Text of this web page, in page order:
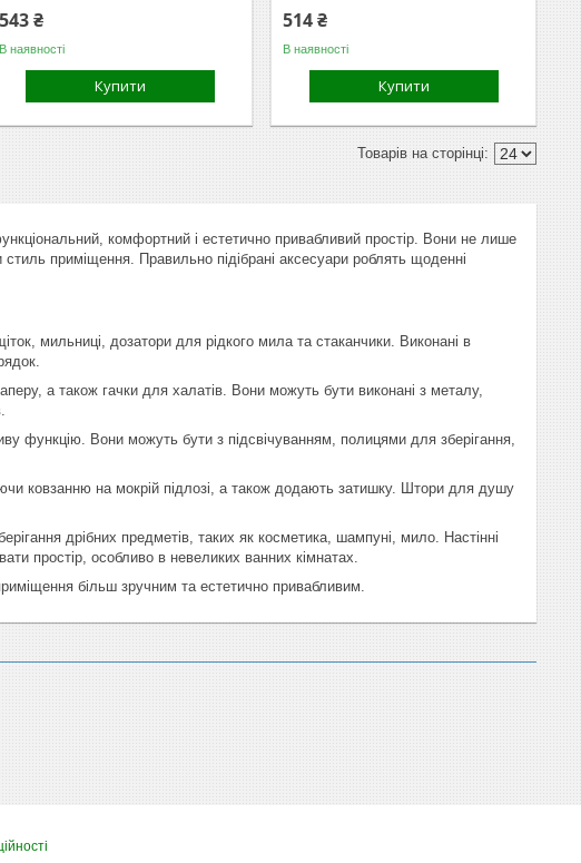
543 ₴
В наявності
Купити
514 ₴
В наявності
Купити
комфортний і естетично привабливий простір. Вони не лише
приміщення. Правильно підібрані аксесуари роблять щоденні
мильниці, дозатори для рідкого мила та стаканчики. Виконані в
а також гачки для халатів. Вони можуть бути виконані з металу,
Вони можуть бути з підсвічуванням, полицями для зберігання,
ковзанню на мокрій підлозі, а також додають затишку. Штори для душу
дрібних предметів, таких як косметика, шампуні, мило. Настінні
простір, особливо в невеликих ванних кімнатах.
більш зручним та естетично привабливим.